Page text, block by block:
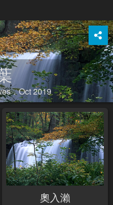
．Oct 2019
奧入瀨